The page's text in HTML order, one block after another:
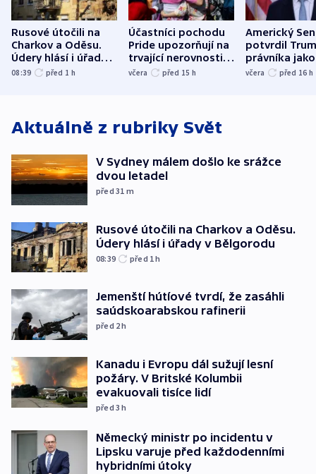
Rusové útočili na
Charkov a Oděsu.
Údery hlásí i úřady v
Bělgorodu
08:39 před 1 h
Účastníci pochodu
Pride upozorňují na
trvající nerovnosti i
společenskou
včera před 15 h
Americký
potvrdil
právníka jako
ministra
včera před 16 h
Aktuálně z rubriky Svět
V Sydney málem došlo ke srážce
dvou letadel
před 31 m
Rusové útočili na Charkov a Oděsu.
Údery hlásí i úřady v Bělgorodu
08:39 před 1h
Jemenští hútíové tvrdí, že zasáhli
saúdskoarabskou rafinerii
před 2h
Kanadu i Evropu dál sužují lesní
požáry. V Britské Kolumbii
evakuovali tisíce lidí
před 3h
Německý ministr po incidentu v
Lipsku varuje před každodenními
hybridními útoky